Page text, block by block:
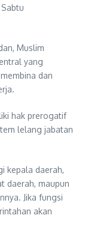
Muslim
yang
dan
hak prerogatif
lelang jabatan
kepala daerah,
daerah, maupun
Jika fungsi
akan